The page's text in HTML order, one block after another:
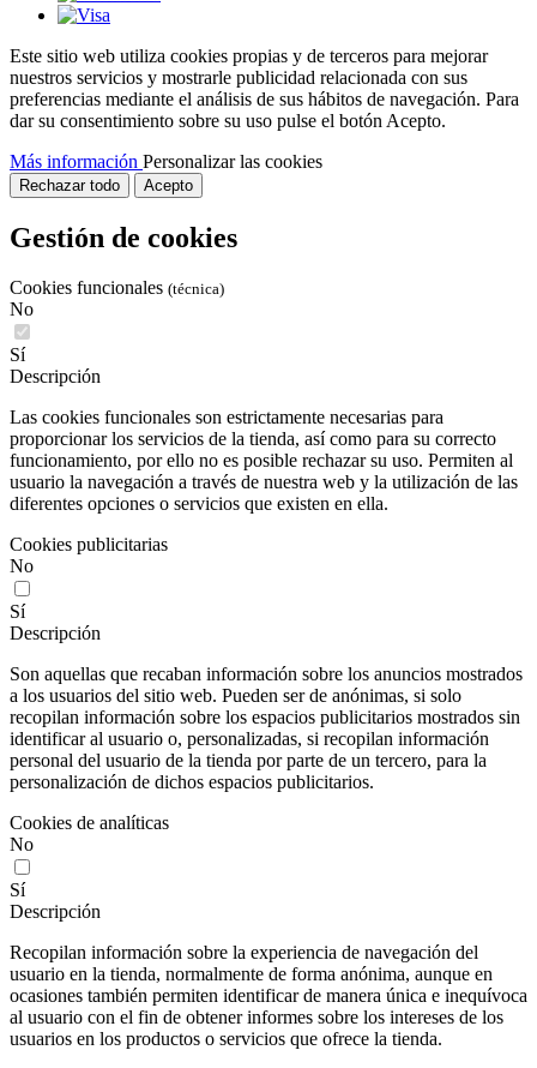
Este sitio web utiliza cookies propias y de terceros para mejorar
nuestros servicios y mostrarle publicidad relacionada con sus
preferencias mediante el análisis de sus hábitos de navegación. Para
dar su consentimiento sobre su uso pulse el botón Acepto.
Más información Personalizar las cookies
Rechazar todo Acepto
Gestión de cookies
Cookies funcionales (técnica)
No
Sí
Descripción
Las cookies funcionales son estrictamente necesarias para
proporcionar los servicios de la tienda, así como para su correcto
funcionamiento, por ello no es posible rechazar su uso. Permiten al
usuario la navegación a través de nuestra web y la utilización de las
diferentes opciones o servicios que existen en ella.
Cookies publicitarias
No
Sí
Descripción
Son aquellas que recaban información sobre los anuncios mostrados
a los usuarios del sitio web. Pueden ser de anónimas, si solo
recopilan información sobre los espacios publicitarios mostrados sin
identificar al usuario o, personalizadas, si recopilan información
personal del usuario de la tienda por parte de un tercero, para la
personalización de dichos espacios publicitarios.
Cookies de analíticas
No
Sí
Descripción
Recopilan información sobre la experiencia de navegación del
usuario en la tienda, normalmente de forma anónima, aunque en
ocasiones también permiten identificar de manera única e inequívoca
al usuario con el fin de obtener informes sobre los intereses de los
usuarios en los productos o servicios que ofrece la tienda.